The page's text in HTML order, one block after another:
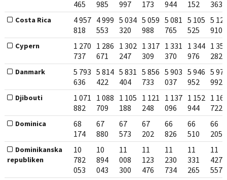
465 985 997 173 944 152 363
Costa Rica
4 957
818
4 999
553
5 034
320
5 059
988
5 081
765
5 105
525
5
910
Cypern
1 270
737
1 286
671
1 302
247
1 317
309
1 331
370
1 344
976
1
282
Danmark
5 793
636
5 814
422
5 831
404
5 856
733
5 903
037
5 946
952
5
992
Djibouti
1 071
882
1 088
709
1 105
188
1 121
248
1 137
096
1 152
944
1
722
Dominica
68
174
67
880
67
573
67
202
66
826
66
510
66
205
Dominikanska
republiken
10
782
053
10
894
043
11
008
300
11
123
476
11
230
734
11
331
265
11
427
557